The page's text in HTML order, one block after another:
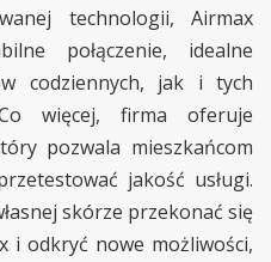
technologii, Airmax
połączenie, idealne
codziennych, jak i tych
więcej, firma oferuje
pozwala mieszkańcom
jakość usługi.
skórze przekonać się
i odkryć nowe możliwości,